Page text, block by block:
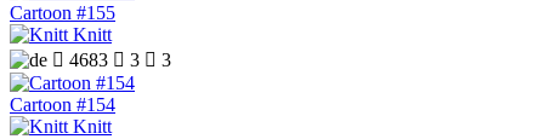
Cartoon #155
Knitt
 4683  3  3
Cartoon #154
Knitt